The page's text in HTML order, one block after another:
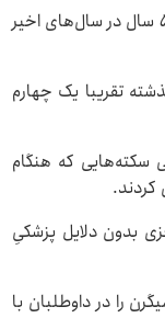
این تحقیق جدید به دنبال کشف عامل مرموز افزایش موارد سکته مغزی در افراد زیر ۵۰ سال در سال‌های اخیر
مردان زیر ۳۹ سال در دو دهه گذشته تقریبا یک چهارم
سکته‌هایی که هنگام
کردند.
بدون دلایل پزشکیِ
را در داوطلبان با